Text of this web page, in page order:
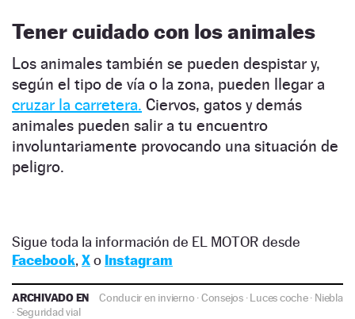
Tener cuidado con los animales
Los animales también se pueden despistar y,
según el tipo de vía o la zona, pueden llegar a
cruzar la carretera. Ciervos, gatos y demás
animales pueden salir a tu encuentro
involuntariamente provocando una situación de
peligro.
Sigue toda la información de EL MOTOR desde
Facebook, Xo Instagram
ARCHIVADO EN Conducir en invierno ·Consejos·Luces coche· Niebla
·Seguridad vial